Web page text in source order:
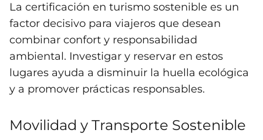
La certificación en turismo sostenible es un
factor decisivo para viajeros que desean
combinar confort y responsabilidad
ambiental. Investigar y reservar en estos
lugares ayuda a disminuir la huella ecológica
y a promover prácticas responsables.
Movilidad y Transporte Sostenible